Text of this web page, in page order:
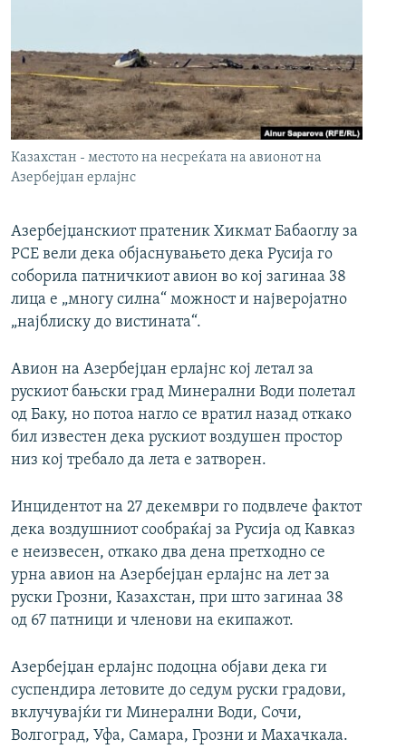
РСЕ веб страници
Казахстан - местото на несреќата на авионот на
Азербејџан ерлајнс
Азербејџанскиот пратеник Хикмат Бабаоглу за
РСЕ вели дека објаснувањето дека Русија го
соборила патничкиот авион во кој загинаа 38
лица е „многу силна“ можност и најверојатно
„најблиску до вистината“.
Авион на Азербејџан ерлајнс кој летал за
рускиот бањски град Минерални Води полетал
од Баку, но потоа нагло се вратил назад откако
бил известен дека рускиот воздушен простор
низ кој требало да лета е затворен.
Инцидентот на 27 декември го подвлече фактот
дека воздушниот сообраќај за Русија од Кавказ
е неизвесен, откако два дена претходно се
урна авион на Азербејџан ерлајнс на лет за
руски Грозни, Казахстан, при што загинаа 38
од 67 патници и членови на екипажот.
Азербејџан ерлајнс подоцна објави дека ги
суспендира летовите до седум руски градови,
вклучувајќи ги Минерални Води, Сочи,
Волгоград, Уфа, Самара, Грозни и Махачкала.